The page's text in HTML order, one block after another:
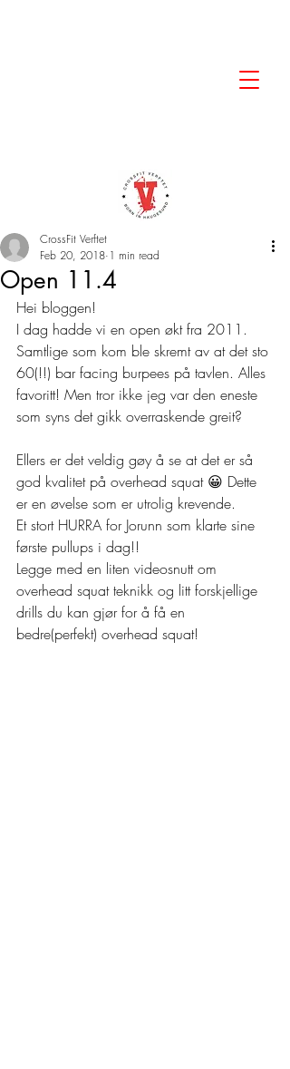
Open 11.4
CrossFit Verftet
Feb 20, 2018 1 min read
Hei bloggen!
I dag hadde vi en open økt fra 2011.
Samtlige som kom ble skremt av at det sto
60(!!) bar facing burpees på tavlen. Alles
favoritt! Men tror ikke jeg var den eneste
som syns det gikk overraskende greit?
Ellers er det veldig gøy å se at det er så
god kvalitet på overhead squat 😀 Dette
er en øvelse som er utrolig krevende.
Et stort HURRA for Jorunn som klarte sine
første pullups i dag!!
Legge med en liten videosnutt om
overhead squat teknikk og litt forskjellige
drills du kan gjør for å få en
bedre(perfekt) overhead squat!